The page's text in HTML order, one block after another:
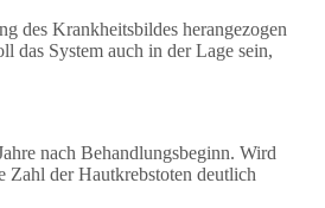
des Krankheitsbildes herangezogen
das System auch in der Lage sein,
nach Behandlungsbeginn. Wird
Zahl der Hautkrebstoten deutlich